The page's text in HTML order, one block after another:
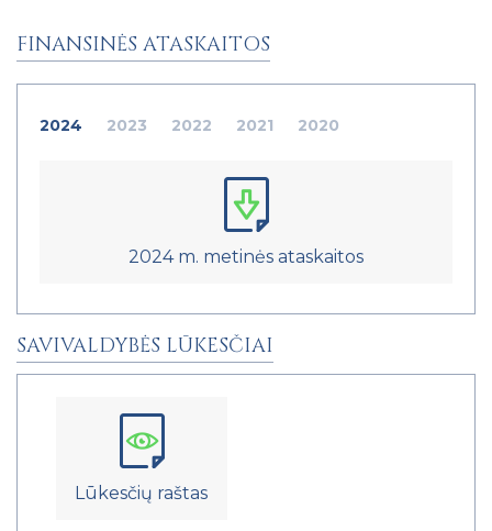
FINANSINĖS ATASKAITOS
2024 2023 2022 2021 2020
2024 m. metinės ataskaitos
SAVIVALDYBĖS LŪKESČIAI
Lūkesčių raštas